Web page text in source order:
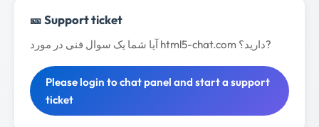
🎫 Support ticket
آیا شما یک سوال فنی در مورد html5-chat.com دارید؟?
Please login to chat panel and start a support
ticket